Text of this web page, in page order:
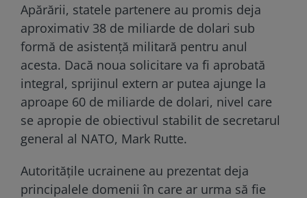
Apărării, statele partenere au promis deja
aproximativ 38 de miliarde de dolari sub
formă de asistență militară pentru anul
acesta. Dacă noua solicitare va fi aprobată
integral, sprijinul extern ar putea ajunge la
aproape 60 de miliarde de dolari, nivel care
se apropie de obiectivul stabilit de secretarul
general al NATO, Mark Rutte.
Autoritățile ucrainene au prezentat deja
principalele domenii în care ar urma să fie